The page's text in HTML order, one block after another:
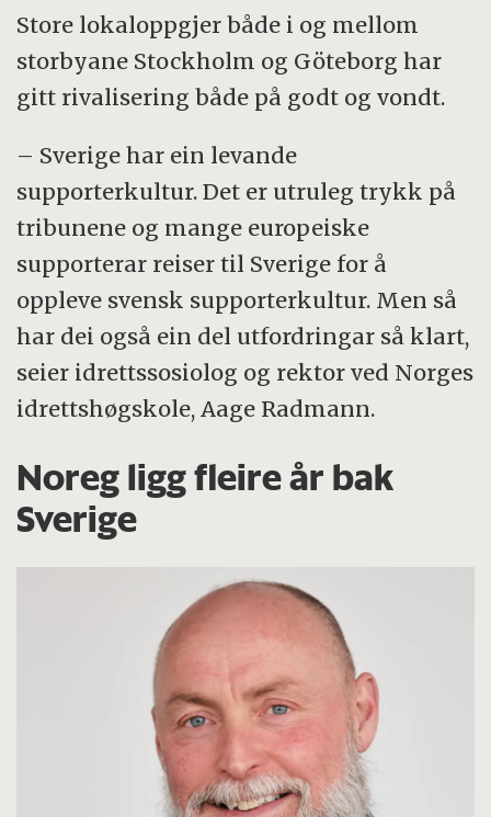
Store lokaloppgjer både i og mellom
storbyane Stockholm og Göteborg har
gitt rivalisering både på godt og vondt.
– Sverige har ein levande
supporterkultur. Det er utruleg trykk på
tribunene og mange europeiske
supporterar reiser til Sverige for å
oppleve svensk supporterkultur. Men så
har dei også ein del utfordringar så klart,
seier idrettssosiolog og rektor ved Norges
idrettshøgskole, Aage Radmann.
Noreg ligg fleire år bak
Sverige